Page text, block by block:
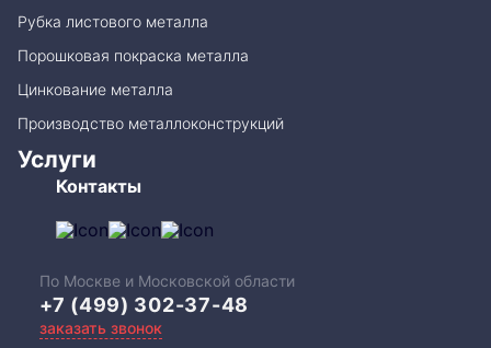
Рубка листового металла
Порошковая покраска металла
Цинкование металла
Производство металлоконструкций
Услуги
Контакты
По Москве и Московской области
+7 (499) 302-37-48
заказать звонок